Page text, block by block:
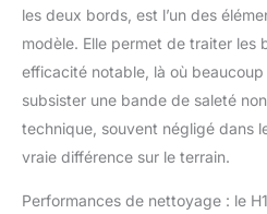
plus
les deux bords, est l’un des
modèle. Elle permet de traiter les
efficacité notable, là où
subsister une bande de saleté
technique, souvent négligé dans
vraie différence sur le terrain.
Performances de nettoyage : le